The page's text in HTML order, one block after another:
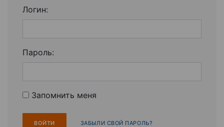
Логин:
Пароль:
Запомнить меня
ЗАБЫЛИ СВОЙ ПАРОЛЬ?